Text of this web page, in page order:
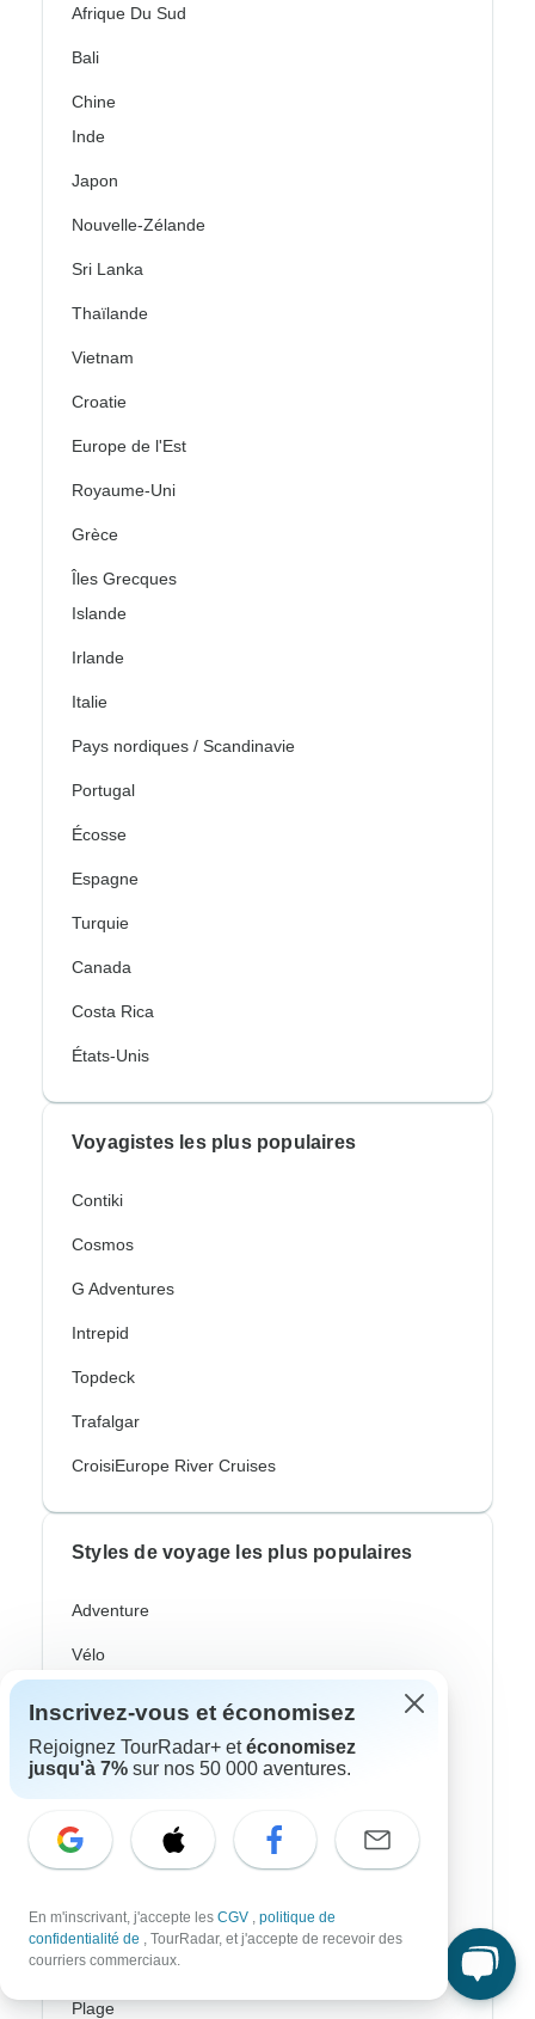
Afrique Du Sud
Bali
Chine
Inde
Japon
Nouvelle-Zélande
Sri Lanka
Thaïlande
Vietnam
Croatie
Europe de l'Est
Royaume-Uni
Grèce
Îles Grecques
Islande
Irlande
Italie
Pays nordiques / Scandinavie
Portugal
Écosse
Espagne
Turquie
Canada
Costa Rica
États-Unis
Voyagistes les plus populaires
Contiki
Cosmos
G Adventures
Intrepid
Topdeck
Trafalgar
CroisiEurope River Cruises
Styles de voyage les plus populaires
Adventure
Vélo
Randonnee & Trek
Aurores Boréales
Afrique Safari
Voyages Culturel
Autocar / Bus
Train Et Rail
Plage
Inscrivez-vous et économisez
Rejoignez TourRadar+ etéconomisez
jusqu'à 7% sur nos 50 000 aventures.
En m'inscrivant, j'accepte les CGV , politique de
confidentialité de , TourRadar, et j'accepte de recevoir des
courriers commerciaux.